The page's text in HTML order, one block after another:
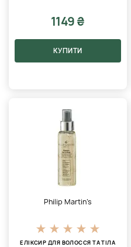
1149 ₴
КУПИТИ
Philip Martin’s
ЕЛІКСИР ДЛЯ ВОЛОССЯ ТА ТІЛА